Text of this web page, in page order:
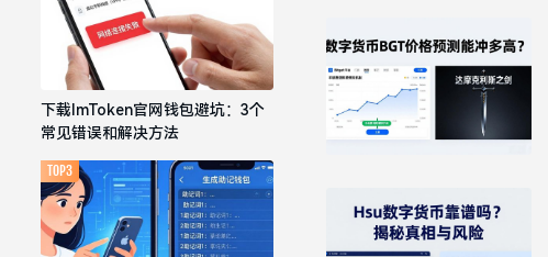
下载ImToken官网钱包避坑：3个
常见错误和解决方法
TOP3